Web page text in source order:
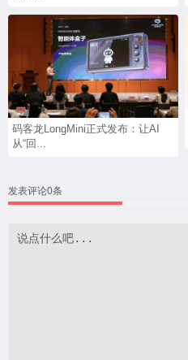
码客龙LongMini正式发布：让AI
从“回...
发表评论0条